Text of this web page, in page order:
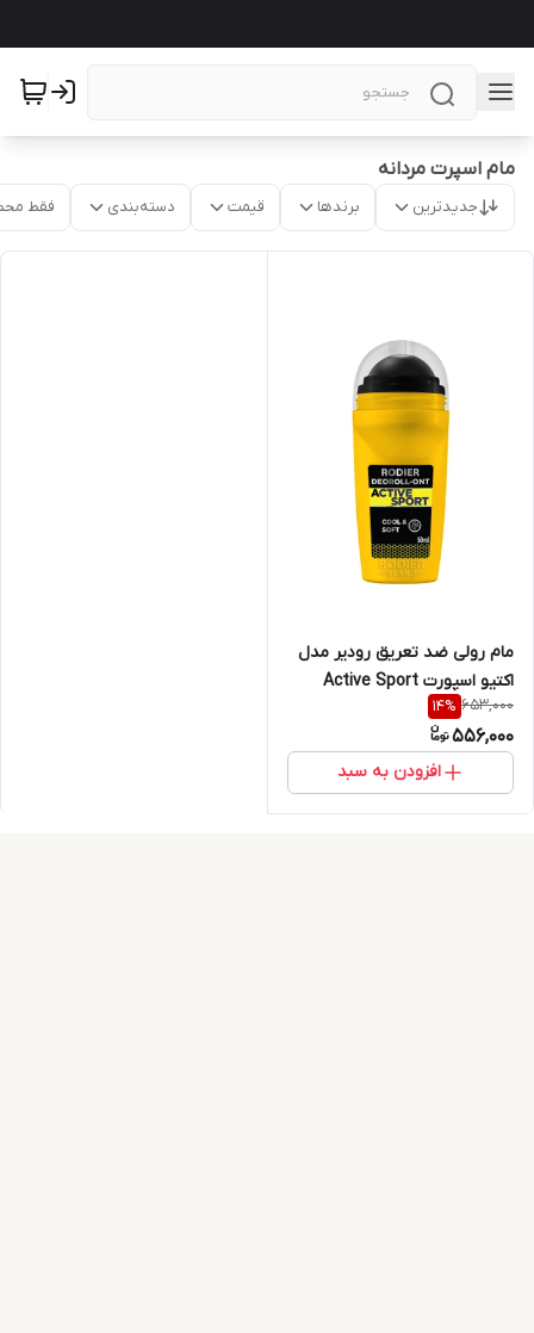
مام اسپرت مردانه
جدیدترین برندها قیمت دسته‌بندی فقط
مام رولی ضد تعریق رودیر مدل
اکتیو اسپورت Active Sport
حجم 50 میلی لیتر
653,000
14%
556,000
افزودن به سبد